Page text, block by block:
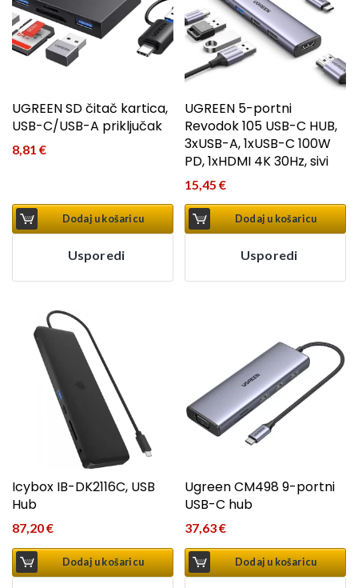
UGREEN SD čitač kartica,
USB-C/USB-A priključak
8,81 €
Dodaj u košaricu
Usporedi
UGREEN 5-portni
Revodok 105 USB-C HUB,
3xUSB-A, 1xUSB-C 100W
PD, 1xHDMI 4K 30Hz, sivi
15,45€
Dodaj u košaricu
Usporedi
Icybox IB-DK2116C, USB
Hub
87,20€
Dodaj u košaricu
Ugreen CM498 9-portni
USB-C hub
37,63€
Dodaj u košaricu